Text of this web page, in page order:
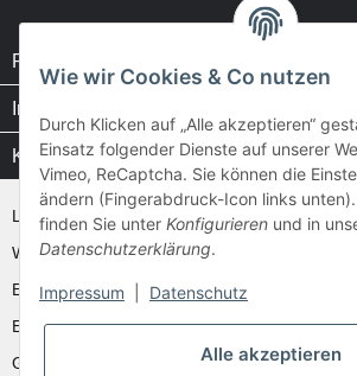
Rechtliches
Informationen
Kataloge / Videos
Layher Videos und Downloads
WAKÜ
Ernst
Euroline
Günzburger
Wie wir Cookies & Co nutzen
Durch Klicken auf „Alle akzeptieren“
Einsatz folgender Dienste auf unserer
Vimeo, ReCaptcha. Sie können die
ändern (Fingerabdruck-Icon links
finden Sie unter Konfigurieren und in
Datenschutzerklärung.
Impressum Datenschutz
Alle akzeptieren